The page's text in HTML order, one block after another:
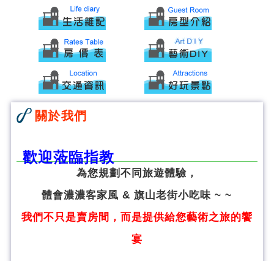
關於我們
歡迎蒞臨指教
為您規劃不同旅遊體驗，
體會濃濃客家風 & 旗山老街小吃味 ~ ~
我們不只是賣房間，而是提供給您藝術之旅的饗
宴